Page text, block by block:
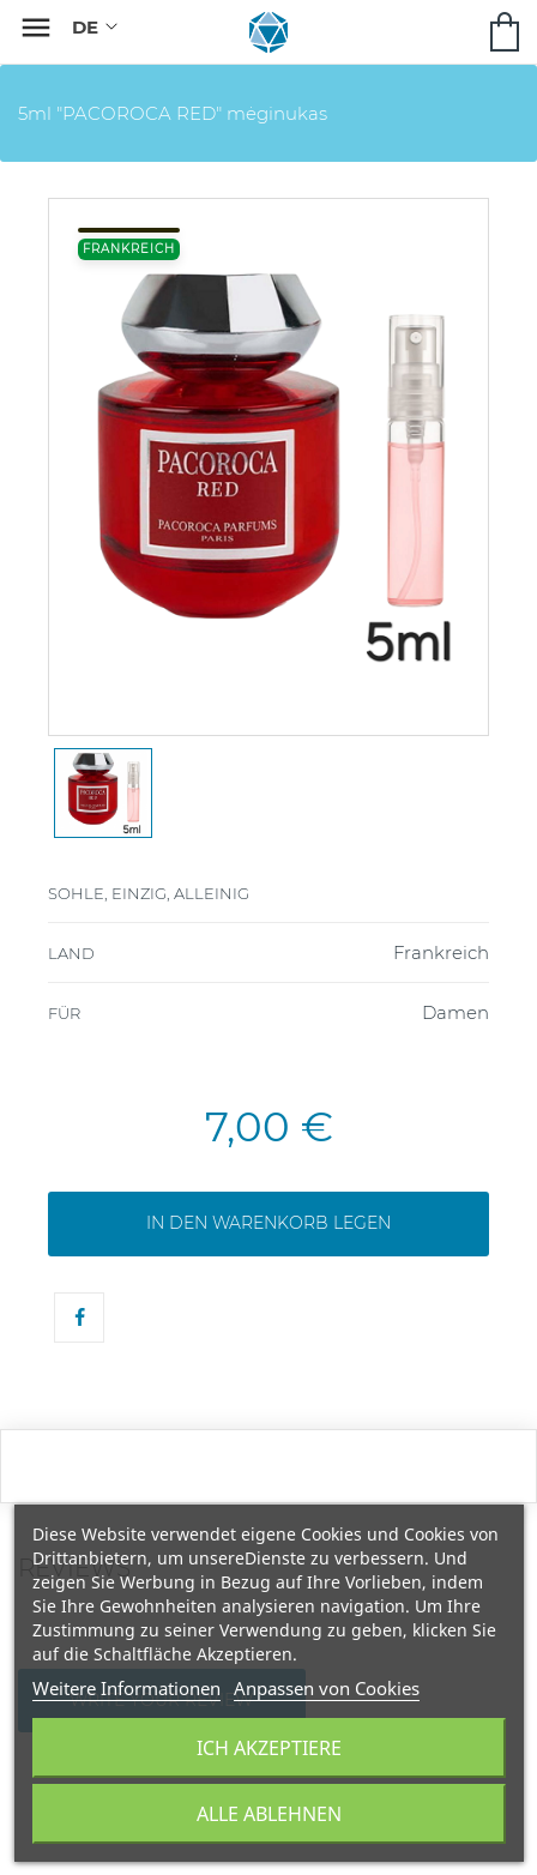

5ml "PACOROCA RED" mėginukas
FRANKREICH
SOHLE, EINZIG, ALLEINIG
LAND Frankreich
FÜR Damen
7,00 €
IN DEN WARENKORB LEGEN
REVIEWS
WRITE YOUR REVIEW
Diese Website verwendet eigene Cookies und Cookies von
Drittanbietern, um unsereDienste zu verbessern. Und
zeigen Sie Werbung in Bezug auf Ihre Vorlieben, indem
Sie Ihre Gewohnheiten analysieren navigation. Um Ihre
Zustimmung zu seiner Verwendung zu geben, klicken Sie
auf die Schaltfläche Akzeptieren.
Weitere Informationen Anpassen von Cookies
ALLE ABLEHNEN
ICH AKZEPTIERE